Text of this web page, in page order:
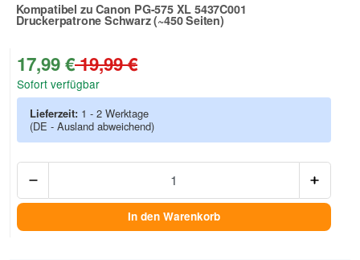
Kompatibel zu Canon PG-575 XL 5437C001
Druckerpatrone Schwarz (~450 Seiten)
Zur Artikelbewertung
17,99 €19,99 €
Sofort verfügbar
Lieferzeit: 1 - 2 Werktage
(DE - Ausland abweichend)
In den Warenkorb